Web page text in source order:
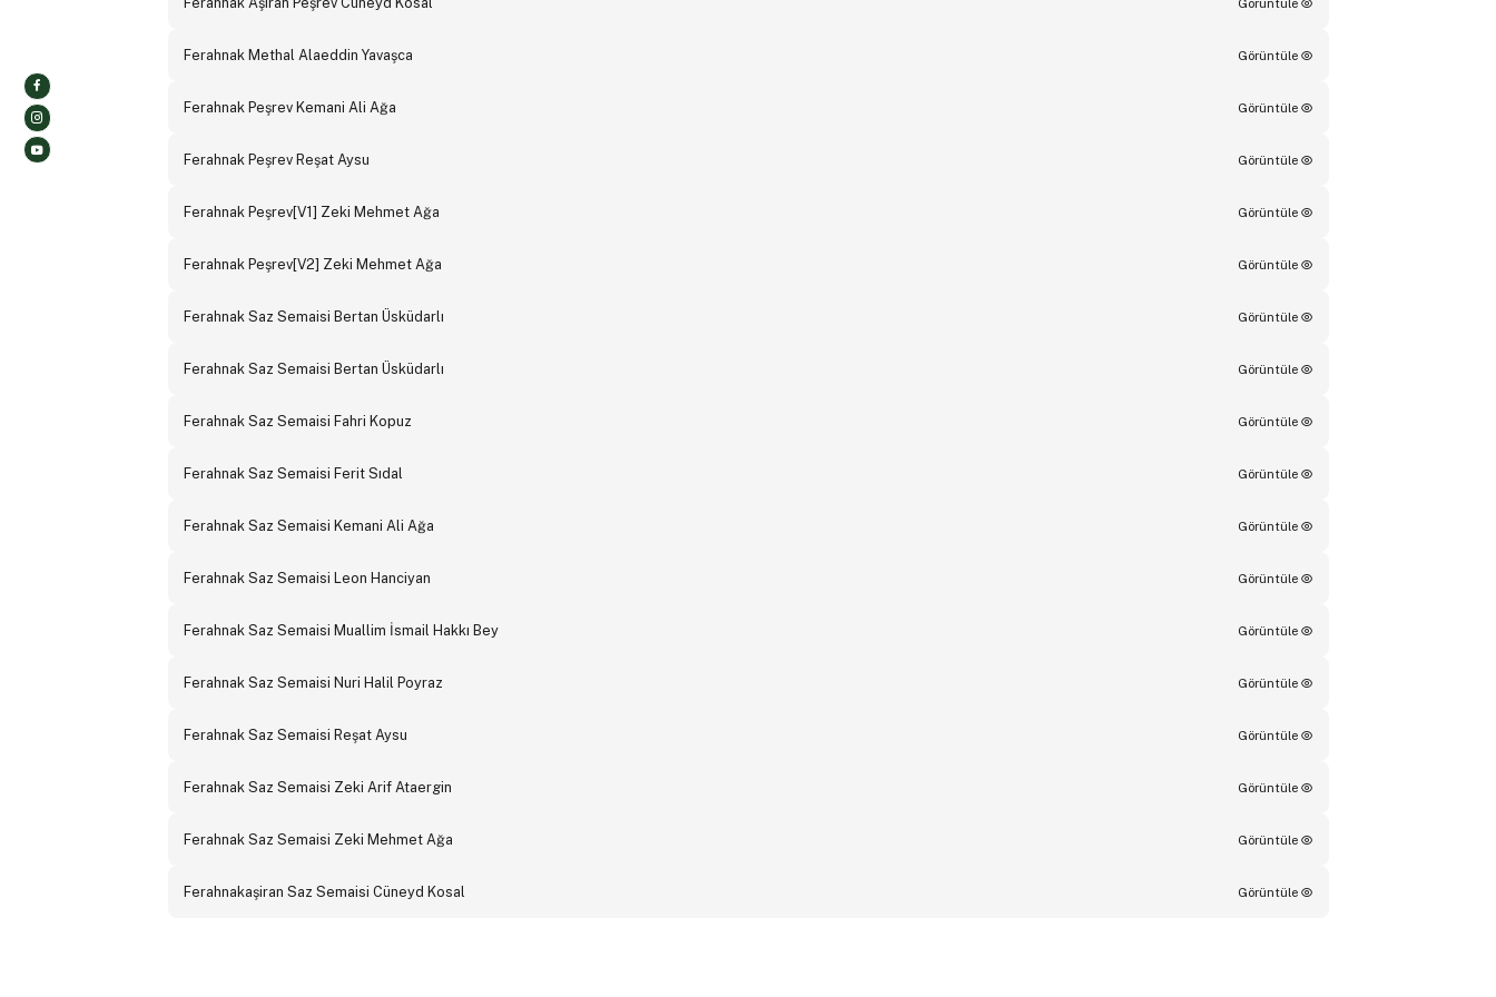
Ferahnak Methal Alaeddin Yavaşca Görüntüle
Ferahnak Peşrev Kemani Ali Ağa Görüntüle
Ferahnak Peşrev Reşat Aysu Görüntüle
Ferahnak Peşrev[V1] Zeki Mehmet Ağa Görüntüle
Ferahnak Peşrev[V2] Zeki Mehmet Ağa Görüntüle
Ferahnak Saz Semaisi Bertan Üsküdarlı Görüntüle
Ferahnak Saz Semaisi Bertan Üsküdarlı Görüntüle
Ferahnak Saz Semaisi Fahri Kopuz Görüntüle
Ferahnak Saz Semaisi Ferit Sıdal Görüntüle
Ferahnak Saz Semaisi Kemani Ali Ağa Görüntüle
Ferahnak Saz Semaisi Leon Hanciyan Görüntüle
Ferahnak Saz Semaisi Muallim İsmail Hakkı Bey Görüntüle
Ferahnak Saz Semaisi Nuri Halil Poyraz Görüntüle
Ferahnak Saz Semaisi Reşat Aysu Görüntüle
Ferahnak Saz Semaisi Zeki Arif Ataergin Görüntüle
Ferahnak Saz Semaisi Zeki Mehmet Ağa Görüntüle
Ferahnakaşiran Saz Semaisi Cüneyd Kosal Görüntüle